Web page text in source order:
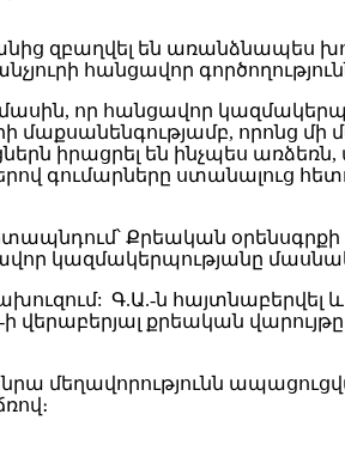
զբաղվել են առանձնապես
հանցավոր
որ հանցավոր
որոնց
իրացրել են ինչպես առձեռն,
գումարները ստանալուց
Քրեական օրենսգրքի
կազմակերպությանը
Գ.Ա.-ն հայտնաբերվել
քրեական
մեղավորությունն